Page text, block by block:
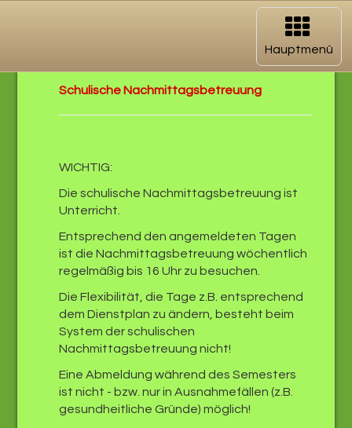
Navigation
aufklappen
Hauptmenü
Schulische Nachmittagsbetreuung
WICHTIG:
Die schulische Nachmittagsbetreuung ist
Unterricht.
Entsprechend den angemeldeten Tagen
ist die Nachmittagsbetreuung wöchentlich
regelmäßig bis 16 Uhr zu besuchen.
Die Flexibilität, die Tage z.B. entsprechend
dem Dienstplan zu ändern, besteht beim
System der schulischen
Nachmittagsbetreuung nicht!
Eine Abmeldung während des Semesters
ist nicht - bzw. nur in Ausnahmefällen (z.B.
gesundheitliche Gründe) möglich!